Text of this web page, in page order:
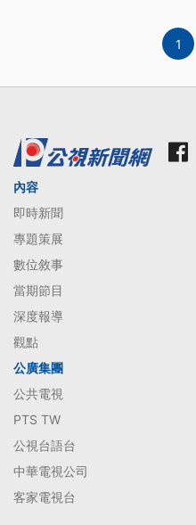
1
內容
即時新聞
專題策展
數位敘事
當期節目
深度報導
觀點
公廣集團
公共電視
PTS TW
公視台語台
中華電視公司
客家電視台